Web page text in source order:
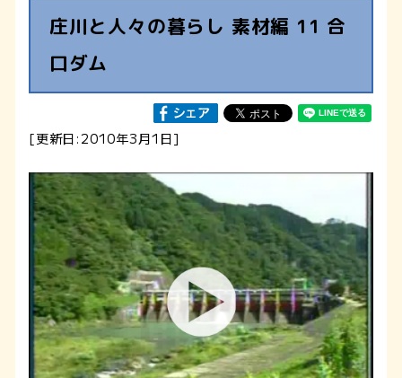
庄川と人々の暮らし 素材編 11 合
口ダム
[更新日:2010年3月1日]